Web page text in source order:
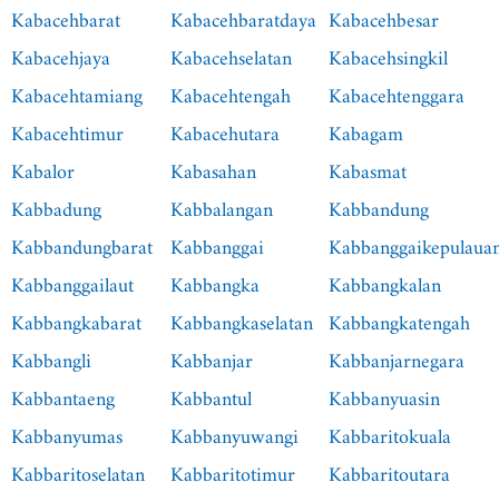
Kabacehbarat Kabacehbaratdaya Kabacehbesar
Kabacehjaya
Kabacehselatan
Kabacehsingkil
Kabacehtamiang
Kabacehtengah
Kabacehtenggara
Kabacehtimur
Kabacehutara
Kabagam
Kabalor
Kabasahan
Kabasmat
Kabbadung
Kabbalangan
Kabbandung
Kabbandungbarat Kabbanggai
Kabbanggailaut
Kabbangka
Kabbangkalan
Kabbangkabarat
Kabbangkaselatan Kabbangkatengah
Kabbangli
Kabbanjar
Kabbanjarnegara
Kabbantaeng
Kabbantul
Kabbanyuasin
Kabbanyumas
Kabbanyuwangi
Kabbaritokuala
Kabbaritoselatan
Kabbaritotimur
Kabbaritoutara